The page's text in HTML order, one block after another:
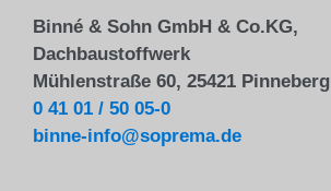
Binné & Sohn GmbH & Co.KG,
Dachbaustoffwerk
Mühlenstraße 60, 25421 Pinneberg
0 41 01 / 50 05-0
binne-info@soprema.de